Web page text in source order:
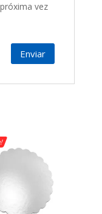
vez